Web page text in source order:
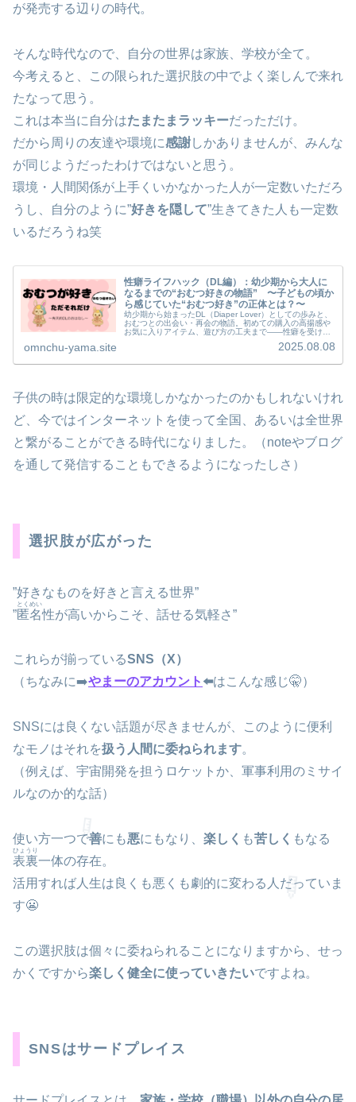
が発売する辺りの時代。
そんな時代なので、自分の世界は家族、学校が全て。
今考えると、この限られた選択肢の中でよく楽しんで来れ
たなって思う。
これは本当に自分はたまたまラッキーだっただけ。
だから周りの友達や環境に感謝しかありませんが、みんな
が同じようだったわけではないと思う。
環境・人間関係が上手くいかなかった人が一定数いただろ
うし、自分のように”好きを隠して”生きてきた人も一定数
いるだろうね笑
性癖ライフハック（DL編）：幼少期から大人に
なるまでの“おむつ好きの物語” 〜子どもの頃か
ら感じていた“おむつ好き”の正体とは？〜
幼少期から始まったDL（Diaper Lover）としての歩みと、
おむつとの出会い・再会の物語。初めての購入の高揚感や
お気に入りアイテム、遊び方の工夫まで――性癖を受け入
omnchu-yama.site 2025.08.08
子供の時は限定的な環境しかなかったのかもしれないけれ
ど、今ではインターネットを使って全国、あるいは全世界
と繋がることができる時代になりました。（noteやブログ
を通して発信することもできるようになったしさ）
選択肢が広がった
”好きなものを好きと言える世界”
”匿名
とくめい
性が高いからこそ、話せる気軽さ”
これらが揃っているSNS（X）
（ちなみに➡️やまーのアカウント ⬅️はこんな感じ🤫）
SNSには良くない話題が尽きませんが、このように便利
なモノはそれを扱う人間に委ねられます。
（例えば、宇宙開発を担うロケットか、軍事利用のミサイ
ルなのか的な話）
使い方一つで善にも悪にもなり、 楽しく も苦しく もなる
表裏
ひょうり
一体の存在。
活用すれば人生は良くも悪くも劇的に変わる人だっていま
す😬
この選択肢は個々に委ねられることになりますから、せっ
かくですから楽しく健全に使っていきたいですよね。
SNSはサードプレイス
🍼